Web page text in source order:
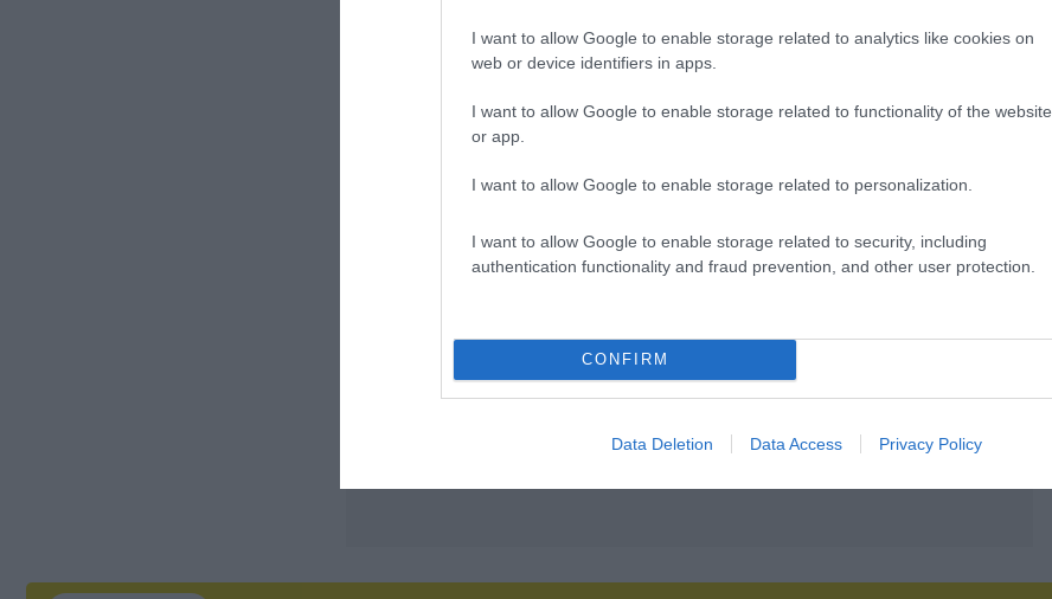
I want to allow Google to enable storage related to analytics like cookies on
web or device identifiers in apps.
I want to allow Google to enable storage related to functionality of the website
or app.
I want to allow Google to enable storage related to personalization.
I want to allow Google to enable storage related to security, including
authentication functionality and fraud prevention, and other user protection.
CONFIRM
Data Deletion Data Access Privacy Policy